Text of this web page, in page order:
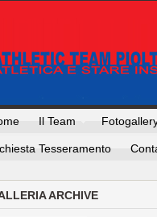
Il Team
Tesseramento
ARCHIVE